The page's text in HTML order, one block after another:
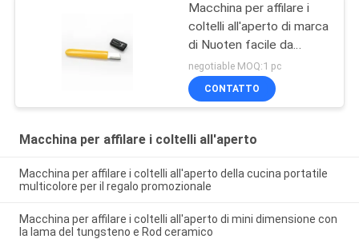
Macchina per affilare i
coltelli all'aperto di marca
di Nuoten facile da
prendere con piccola
dimensione
105*12*5MM
negotiable MOQ:1 pc
CONTATTO
Macchina per affilare i coltelli all'aperto
Macchina per affilare i coltelli all'aperto della cucina portatile
multicolore per il regalo promozionale
Macchina per affilare i coltelli all'aperto di mini dimensione con
la lama del tungsteno e Rod ceramico